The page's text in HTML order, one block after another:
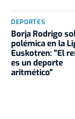
DEPORTES
Borja Rodrigo
polémica en la
Euskotren: "El
es un deporte
aritmético"